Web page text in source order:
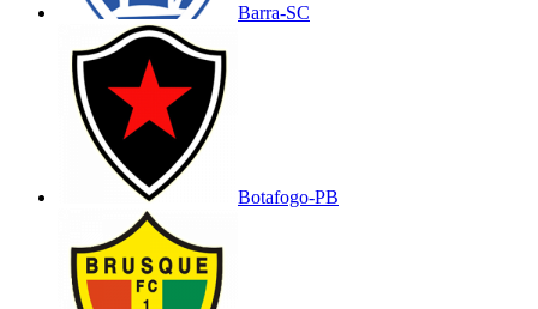
Barra-SC
Botafogo-PB